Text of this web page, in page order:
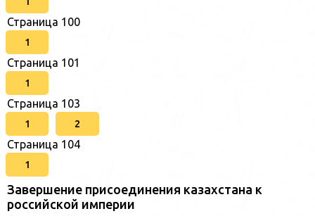
Страница 100
1
Страница 101
1
Страница 103
1 2
Страница 104
1
Завершение присоединения казахстана к
российской империи